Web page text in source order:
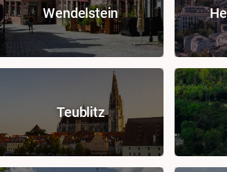
Wendelstein
Teublitz